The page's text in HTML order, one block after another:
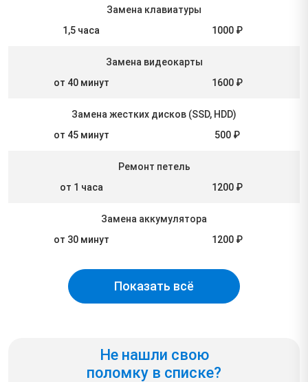
Замена клавиатуры
1,5 часа
1000 ₽
Замена видеокарты
от 40 минут
1600 ₽
Замена жестких дисков (SSD, HDD)
от 45 минут
500 ₽
Ремонт петель
от 1 часа
1200 ₽
Замена аккумулятора
от 30 минут
1200 ₽
Показать всё
Не нашли свою
поломку в списке?